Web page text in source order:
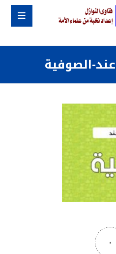
الصوفية
٠